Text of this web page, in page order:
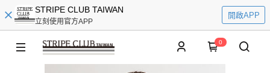
STRIPE CLUB TAIWAN
立刻使用官方APP
開啟APP
0